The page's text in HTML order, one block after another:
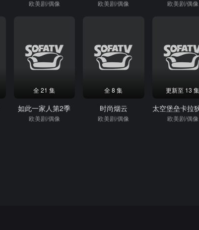
欧美剧/偶像 欧美剧/偶像 欧美剧/偶像
全 21 集
如此一家人第2季
欧美剧/偶像
全 8 集
时尚烟云
欧美剧/偶像
更新至 13 集
欧美剧/偶像